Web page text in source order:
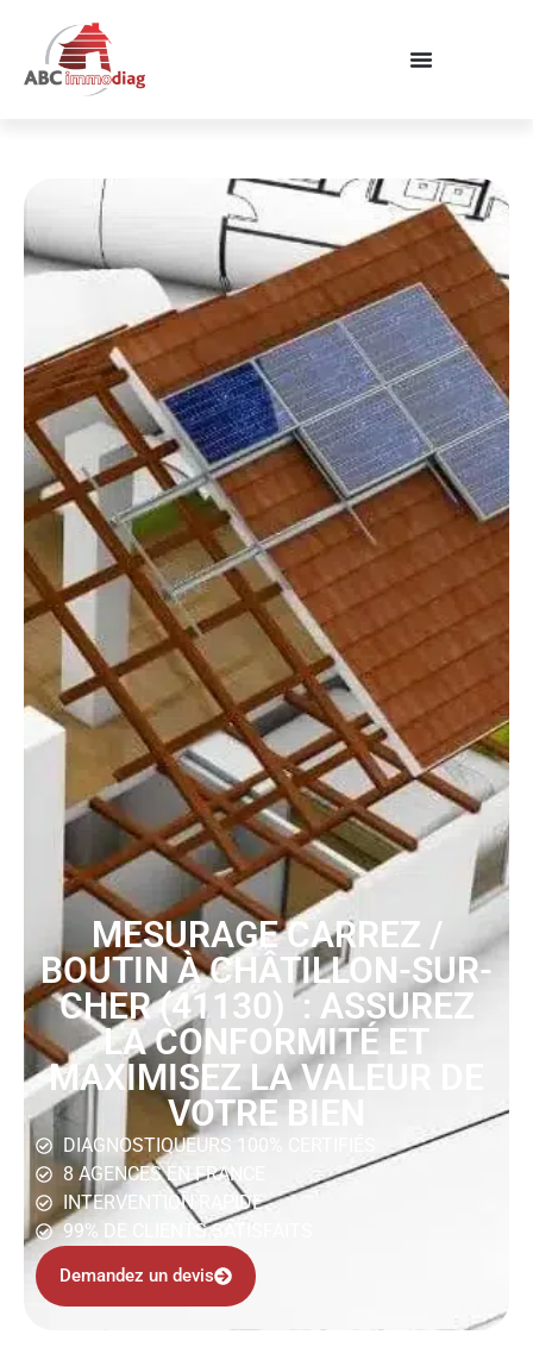
MESURAGE CARREZ /
BOUTIN À CHÂTILLON-SUR-
CHER (41130) : ASSUREZ
LA CONFORMITÉ ET
MAXIMISEZ LA VALEUR DE
VOTRE BIEN
DIAGNOSTIQUEURS 100% CERTIFIÉS
8 AGENCES EN FRANCE
INTERVENTION RAPIDE
99% DE CLIENTS SATISFAITS
Demandez un devis